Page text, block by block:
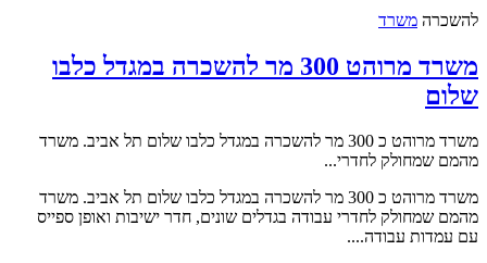
להשכרה משרד
משרד מרוהט 300 מר להשכרה במגדל כלבו
שלום
משרד מרוהט כ 300 מר להשכרה במגדל כלבו שלום תל אביב. משרד
מהמם שמחולק לחדרי...
משרד מרוהט כ 300 מר להשכרה במגדל כלבו שלום תל אביב. משרד
מהמם שמחולק לחדרי עבודה בגדלים שונים, חדר ישיבות ואופן ספייס
עם עמדות עבודה....